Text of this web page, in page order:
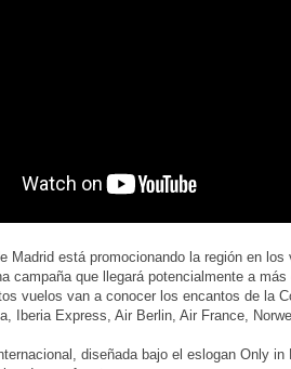
Madrid está promocionando la región en
campaña que llegará potencialmente a
vuelos van a conocer los encantos de la
Iberia Express, Air Berlin, Air France,
diseñada bajo el eslogan Only